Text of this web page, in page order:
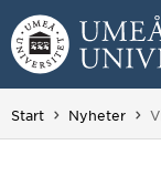
Hoppa direkt till
Huvudmenyn dold.
Start Nyheter